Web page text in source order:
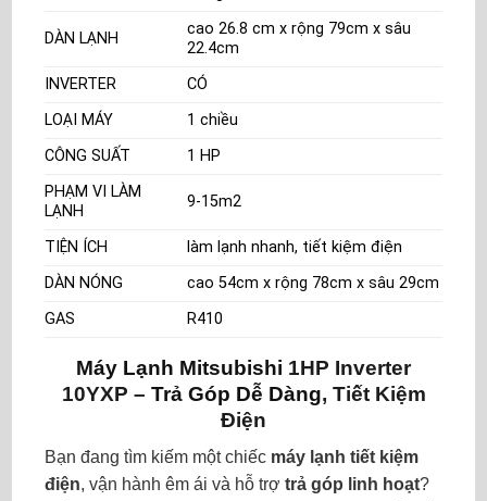
DÀN LẠNH
cao 26.8 cm x rộng 79cm x sâu
22.4cm
INVERTER
CÓ
LOẠI MÁY
1 chiều
CÔNG SUẤT
1 HP
PHẠM VI LÀM
LẠNH
9-15m2
TIỆN ÍCH
làm lạnh nhanh, tiết kiệm điện
DÀN NÓNG
cao 54cm x rộng 78cm x sâu 29cm
GAS
R410
Máy Lạnh Mitsubishi 1HP Inverter
10YXP – Trả Góp Dễ Dàng, Tiết Kiệm
Điện
Bạn đang tìm kiếm một chiếc máy lạnh tiết kiệm
điện, vận hành êm ái và hỗ trợ trả góp linh hoạt?